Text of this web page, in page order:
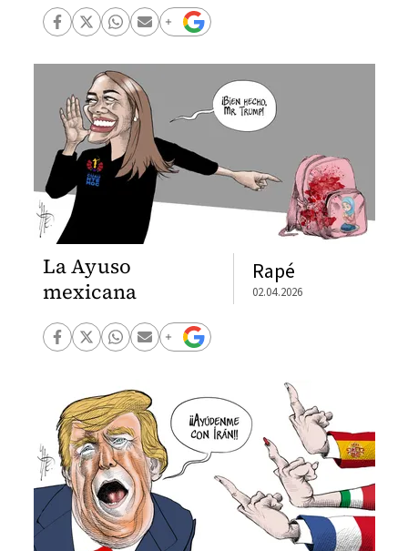
La Ayuso
mexicana
Rapé
02.04.2026